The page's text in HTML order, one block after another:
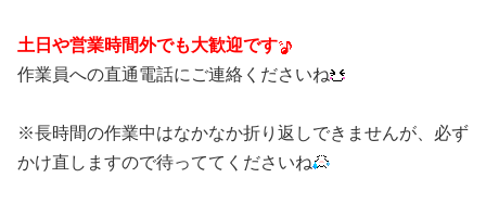
土日や営業時間外でも大歓迎です
作業員への直通電話にご連絡くださいね
※長時間の作業中はなかなか折り返しできませんが、必ず
かけ直しますので待っててくださいね